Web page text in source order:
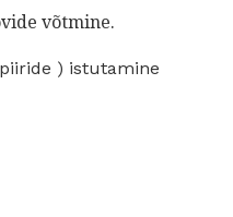
võtmine.
) istutamine